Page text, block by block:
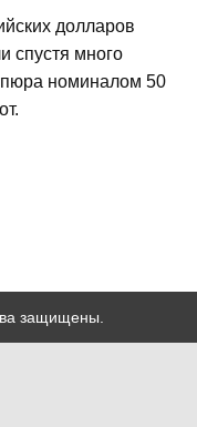
долларов
спустя много
номиналом 50
защищены.